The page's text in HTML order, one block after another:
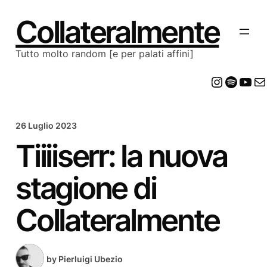
contenuto
Collateralmente
Tutto molto random [e per palati affini]
26 Luglio 2023
Tiiiiserr: la nuova
stagione di
Collateralmente
by Pierluigi Ubezio